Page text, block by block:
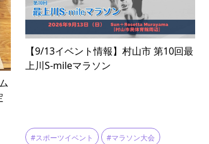
【9/13イベント情報】村山市 第10回最
上川S-mileマラソン
#スポーツイベント #マラソン大会